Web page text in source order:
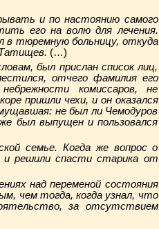
и по настоянию самого
его на волю для лечения.
в тюремную больницу, откуда
Татищев. (…)
был прислан список лиц,
отчего фамилия его
комиссаров, не
пришли чехи, и он оказался
не был ли Чемодуров
был выпущен и пользовался
семье. Когда же вопрос о
и решили спасти старика от
над переменой состояния
чем тогда, когда узнал, что
за отсутствием